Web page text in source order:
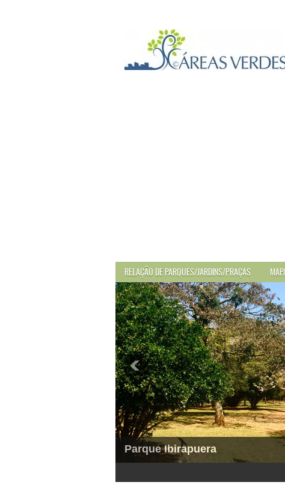
RELAÇÃO DE PARQUES/JARDINS/PRAÇAS
Parque Ibirapuera